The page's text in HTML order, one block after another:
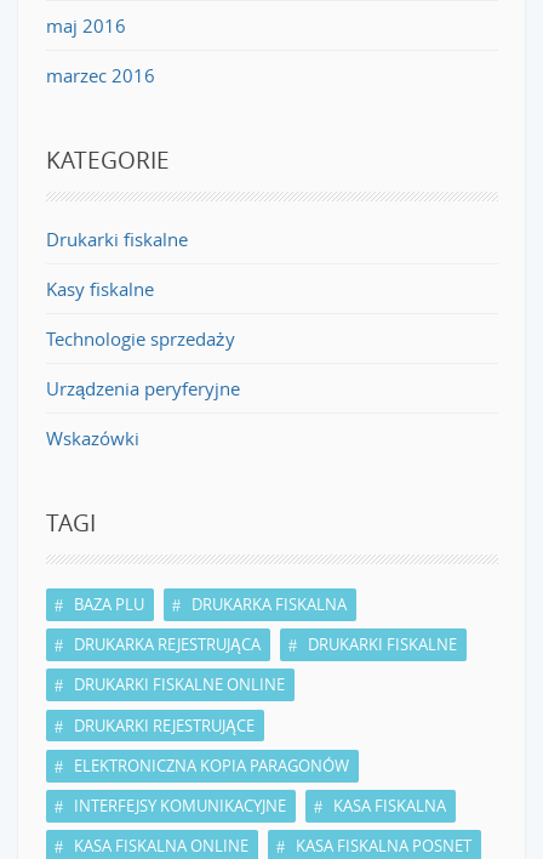
maj 2016
marzec 2016
KATEGORIE
Drukarki fiskalne
Kasy fiskalne
Technologie sprzedaży
Urządzenia peryferyjne
Wskazówki
TAGI
BAZA PLU
DRUKARKA FISKALNA
DRUKARKA REJESTRUJĄCA
DRUKARKI FISKALNE
DRUKARKI FISKALNE ONLINE
DRUKARKI REJESTRUJĄCE
ELEKTRONICZNA KOPIA PARAGONÓW
INTERFEJSY KOMUNIKACYJNE
KASA FISKALNA
KASA FISKALNA ONLINE
KASA FISKALNA POSNET